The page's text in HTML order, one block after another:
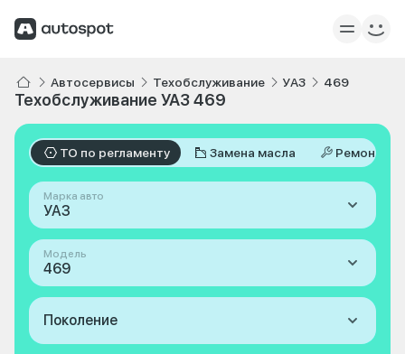
Автосервисы Техобслуживание УАЗ 469
Техобслуживание УАЗ 469
ТО по регламенту Замена масла Ремонт
Марка авто
УАЗ
Модель
469
Поколение